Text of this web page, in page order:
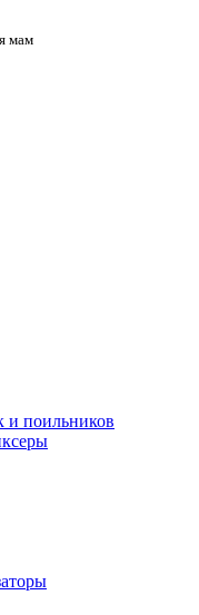
мам
и поильников